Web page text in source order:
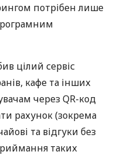
потрібен лише
цілий сервіс
кафе та інших
через QR-код
рахунок (зокрема
та відгуки без
таких